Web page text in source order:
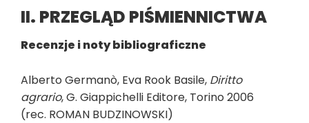
II. PRZEGLĄD PIŚMIENNICTWA
Recenzje i noty bibliograficzne
Alberto Germanò, Eva Rook Basile, Diritto
agrario, G. Giappichelli Editore, Torino 2006
(rec. ROMAN BUDZINOWSKI)